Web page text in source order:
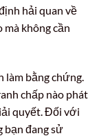
hải quan về
không cần
làm bằng chứng.
chấp nào phát
quyết. Đối với
bạn đang sử